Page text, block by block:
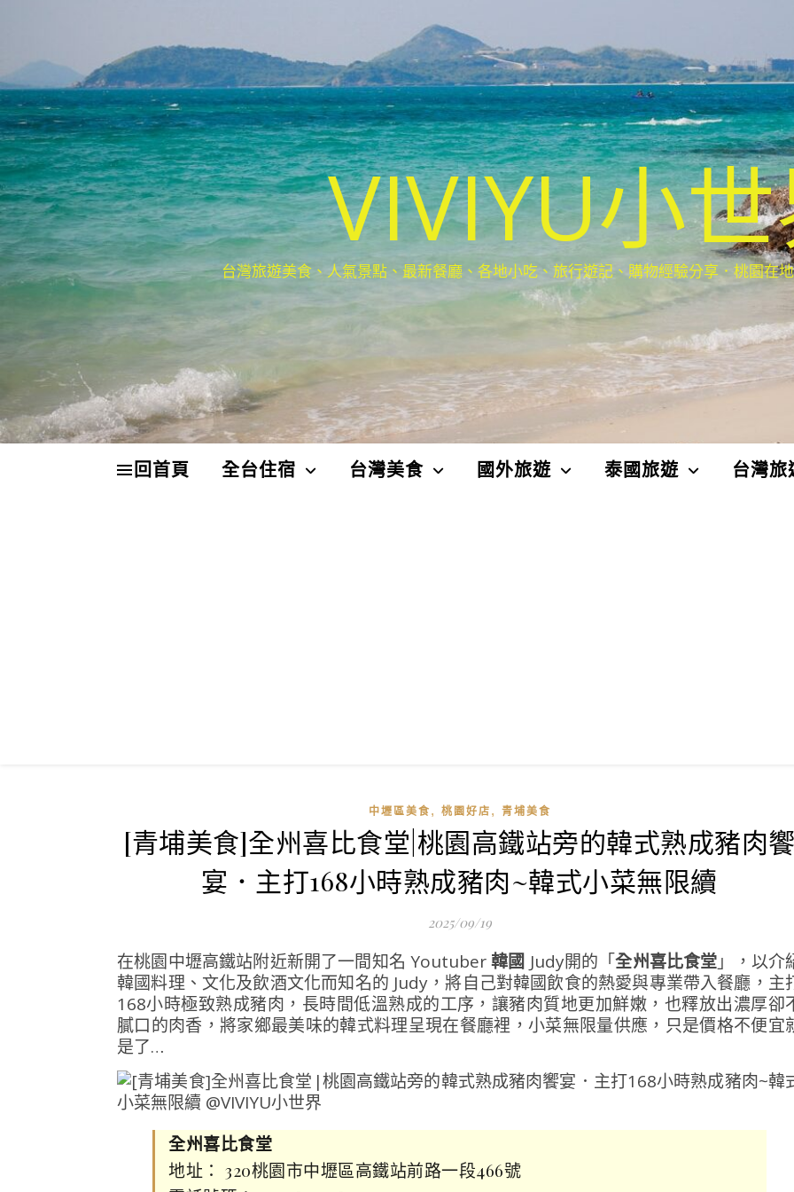
VIVIYU小
台灣旅遊美食、人氣景點、最新餐廳、各地小吃、旅行遊記、購物經驗分享．桃園在
回首頁 全台住宿 台灣美食 國外旅遊 泰國旅遊 台灣旅
中壢區美食 , 桃園好店 , 青埔美食
[青埔美食]全州喜比食堂|桃園高鐵站旁的韓式熟成豬肉
宴．主打168小時熟成豬肉~韓式小菜無限續
2025/09/19
在桃園中壢高鐵站附近新開了一間知名 Youtuber韓國 Judy開的「全州喜比食堂」，以介
韓國料理、文化及飲酒文化而知名的 Judy，將自己對韓國飲食的熱愛與專業帶入餐廳，主
168小時極致熟成豬肉，長時間低溫熟成的工序，讓豬肉質地更加鮮嫩，也釋放出濃厚卻
膩口的肉香，將家鄉最美味的韓式料理呈現在餐廳裡，小菜無限量供應，只是價格不便宜
是了…
全州喜比食堂
地址： 320桃園市中壢區高鐵站前路一段466號